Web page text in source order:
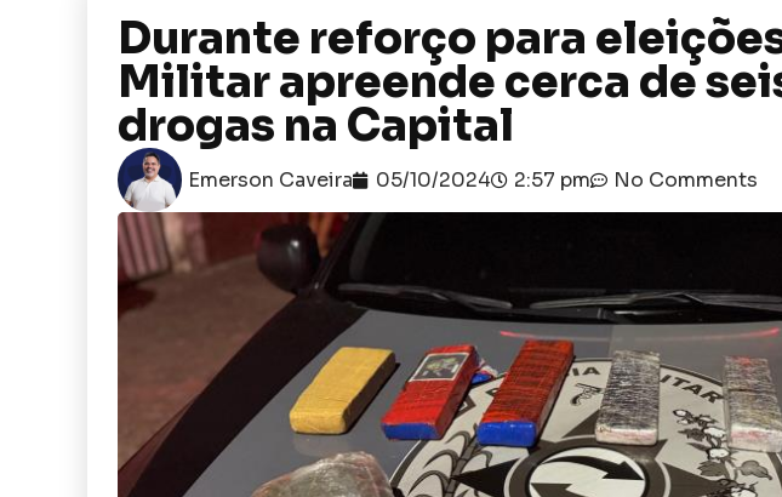
Durante reforço para
Militar apreende cerca de
drogas na Capital
Emerson Caveira 05/10/2024 2:57 pm No Comments